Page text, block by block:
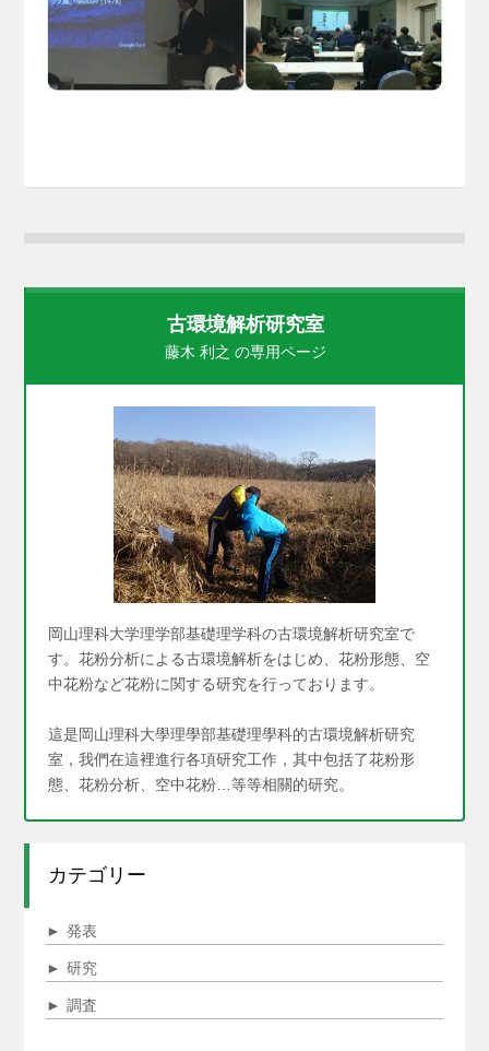
古環境解析研究室
藤木 利之 の専用ページ
岡山理科大学理学部基礎理学科の古環境解析研究室で
す。花粉分析による古環境解析をはじめ、花粉形態、空
中花粉など花粉に関する研究を行っております。
這是岡山理科大學理學部基礎理學科的古環境解析研究
室，我們在這裡進行各項研究工作，其中包括了花粉形
態、花粉分析、空中花粉…等等相關的研究。
カテゴリー
► 発表
► 研究
► 調査